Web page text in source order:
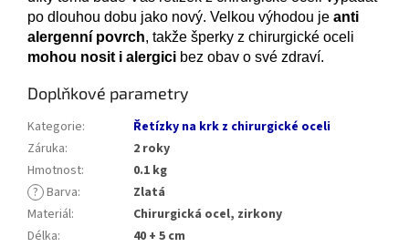
po dlouhou dobu jako nový. Velkou výhodou je anti
alergenní povrch, takže šperky z chirurgické oceli
mohou nosit i alergici bez obav o své zdraví.
Doplňkové parametry
Kategorie:
Řetízky na krk z chirurgické oceli
Záruka:
2 roky
Hmotnost:
0.1 kg
? Barva:
Zlatá
Materiál:
Chirurgická ocel, zirkony
Délka:
40 + 5 cm